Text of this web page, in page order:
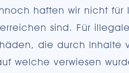
haften wir nicht für
sind. Für
die durch Inhalte
welche verwiesen